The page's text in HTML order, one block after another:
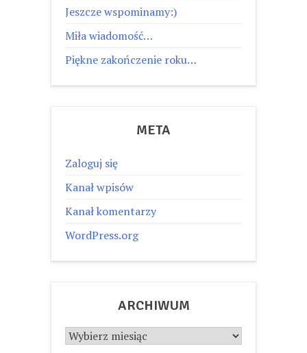
Jeszcze wspominamy:)
Miła wiadomość…
Piękne zakończenie roku…
META
Zaloguj się
Kanał wpisów
Kanał komentarzy
WordPress.org
ARCHIWUM
Archiwum